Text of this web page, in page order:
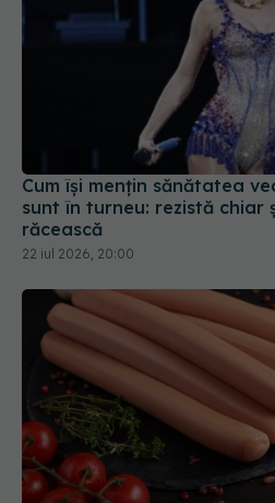
Cum își mențin sănătatea
sunt în turneu: rezistă chiar
răcească
22 iul 2026, 20:00
Ce să faci ca să nu mai
fierbi? Cum îi fierbi corect